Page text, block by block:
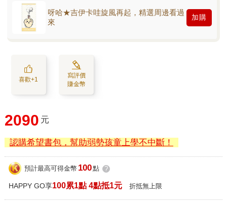
呀哈★吉伊卡哇旋風再起，精選周邊看過
來
加購
喜歡+1
寫評價
賺金幣
2090 元
認購希望書包，幫助弱勢孩童上學不中斷！
預計最高可得金幣 100點 ?
HAPPY GO享100累1點 4點抵1元 折抵無上限